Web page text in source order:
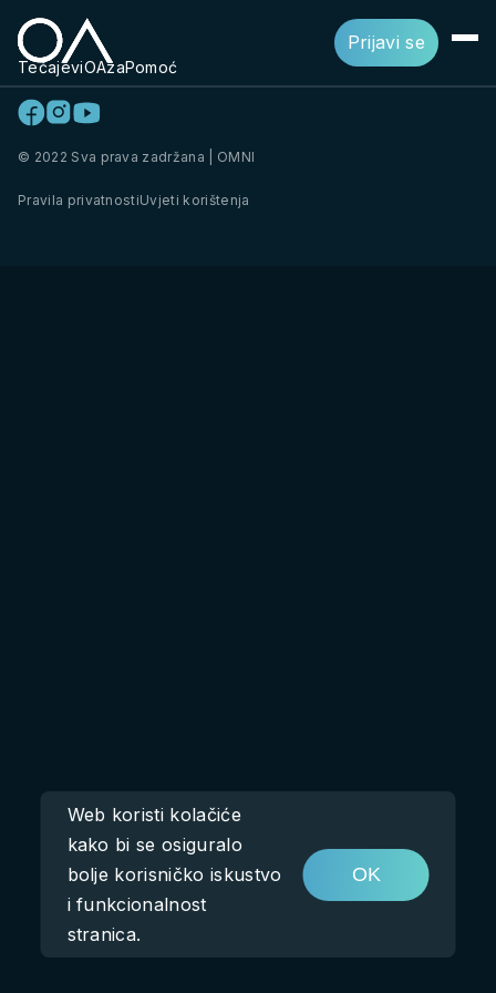
Prijavi se
Web koristi kolačiće
kako bi se osiguralo
bolje korisničko iskustvo
i funkcionalnost
stranica.
OK
TečajeviOAzaPomoć
© 2022 Sva prava zadržana | OMNI
Pravila privatnostiUvjeti korištenja